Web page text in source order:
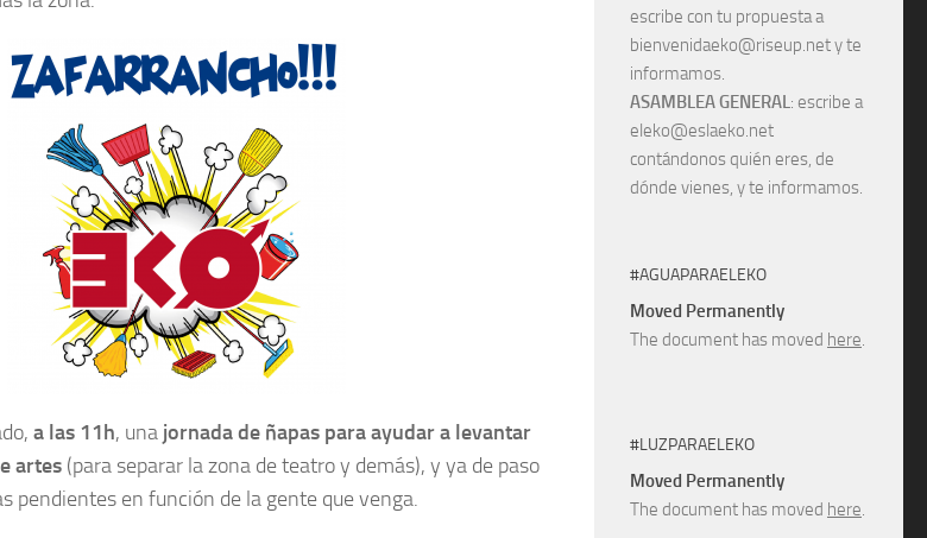
a las 11h, una jornada de ñapas para ayudar a levantar
artes (para separar la zona de teatro y demás), y ya de paso
pendientes en función de la gente que venga.
escribe con tu propuesta a
bienvenidaeko@riseup.net y te
informamos.
ASAMBLEA GENERAL: escribe a
eleko@eslaeko.net
contándonos quién eres, de
dónde vienes, y te informamos.
#AGUAPARAELEKO
Moved Permanently
The document has moved here.
#LUZPARAELEKO
Moved Permanently
The document has moved here.